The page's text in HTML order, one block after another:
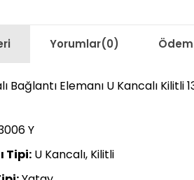
Yorumlar(0)
Bağlantı Elemanı U Kancalı Kilitli
Y
Tipi: U Kancalı, Kilitli